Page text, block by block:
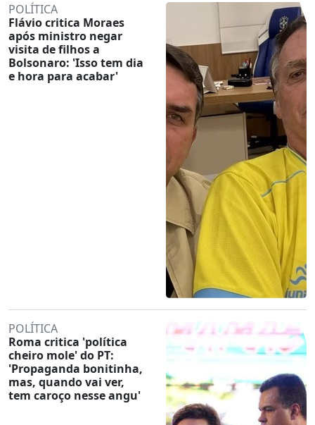
POLÍTICA
Flávio critica Moraes
após ministro negar
visita de filhos a
Bolsonaro: 'Isso tem dia
e hora para acabar'
POLÍTICA
Roma critica 'política
cheiro mole' do PT:
'Propaganda bonitinha,
mas, quando vai ver,
tem caroço nesse angu'